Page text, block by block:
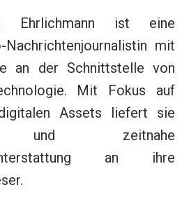
Ehrlichmann ist eine
Nachrichtenjournalistin mit
an der Schnittstelle von
Mit Fokus auf
Assets liefert sie
und zeitnahe
an ihre